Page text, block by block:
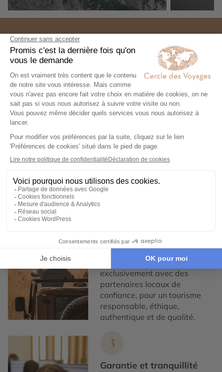
Nos 3 idées voyage Nos 3 idées
Expertise et co-construction
1
Expertise et co-
Chez Cercle des Voyages,
nous concevons des voyages
100% personnalisables, en
voyageurs.
responsabilité sociale
Nous collaborons
exclusivement avec des
partenaires locaux de
confiance, pour un tourisme
responsable, éthique,
authentique et de qualité.
3
Garantie et tranquillité